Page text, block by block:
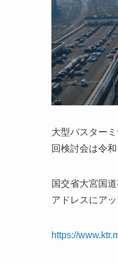
大型バスター
回検討会は令
国交省大宮国
アドレスにアッ
https://